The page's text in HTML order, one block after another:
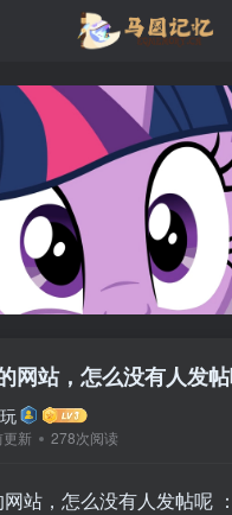
网站，怎么没有人发
新 278次阅读
站，怎么没有人发帖呢